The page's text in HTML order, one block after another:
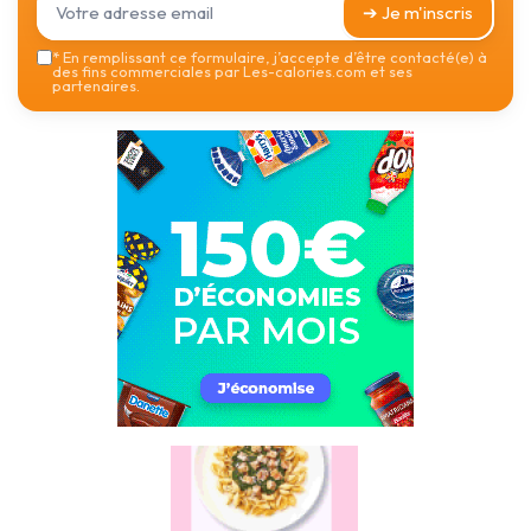
➔ Je m'inscris
*En remplissant ce formulaire, j’accepte d’être contacté(e) à
des fins commerciales par Les-calories.com et ses
partenaires.